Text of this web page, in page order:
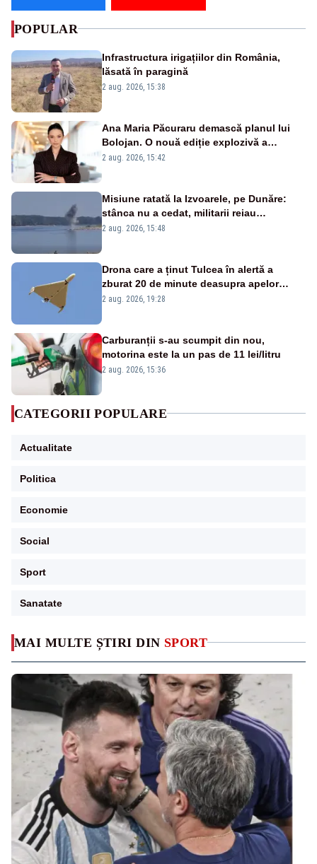
MAI MULTE ȘTIRI DIN SPORT
POPULAR
Infrastructura irigațiilor din România,
lăsată în paragină
2 aug. 2026, 15:38
Ana Maria Păcuraru demască planul lui
Bolojan. O nouă ediție explozivă a
emisiunii „Miza Zilei” la Realitatea PLUS
2 aug. 2026, 15:42
Misiune ratată la Izvoarele, pe Dunăre:
stânca nu a cedat, militarii reiau
detonările luni – VIDEO
2 aug. 2026, 15:48
Drona care a ținut Tulcea în alertă a
zburat 20 de minute deasupra apelor
României. Au fost ridicate două F-16
2 aug. 2026, 19:28
Carburanții s-au scumpit din nou,
motorina este la un pas de 11 lei/litru
2 aug. 2026, 15:36
CATEGORII POPULARE
Actualitate
Politica
Economie
Social
Sport
Sanatate